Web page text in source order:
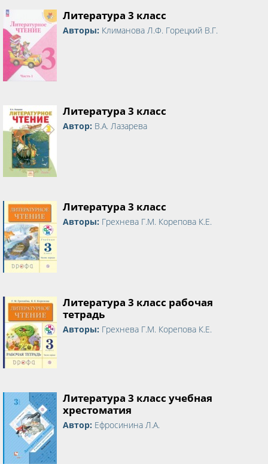
Литература 3 класс
Авторы: Климанова Л.Ф. Горецкий В.Г.
Литература 3 класс
Автор: В.А. Лазарева
Литература 3 класс
Авторы: Грехнева Г.М. Корепова К.Е.
Литература 3 класс рабочая
тетрадь
Авторы: Грехнева Г.М. Корепова К.Е.
Литература 3 класс учебная
хрестоматия
Автор: Ефросинина Л.А.